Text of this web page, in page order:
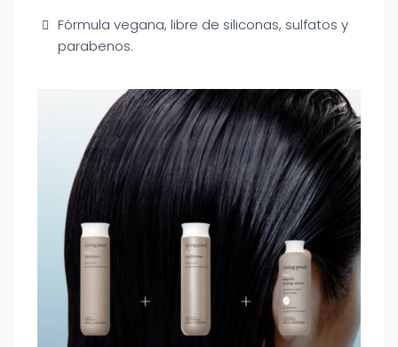
Fórmula vegana, libre de siliconas, sulfatos y
parabenos.